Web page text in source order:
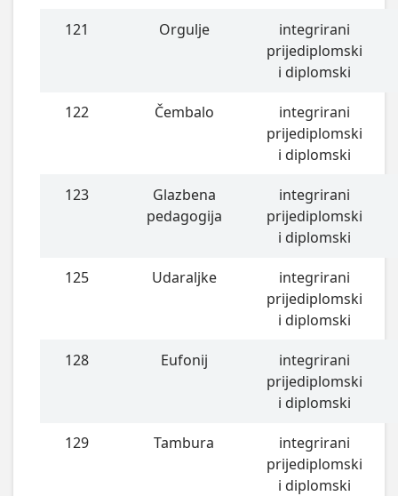
121 Orgulje
integrirani
prijediplomski
i diplomski
122 Čembalo
integrirani
prijediplomski
i diplomski
123
Glazbena
pedagogija
integrirani
prijediplomski
i diplomski
125 Udaraljke
integrirani
prijediplomski
i diplomski
128 Eufonij
integrirani
prijediplomski
i diplomski
129 Tambura
integrirani
prijediplomski
i diplomski